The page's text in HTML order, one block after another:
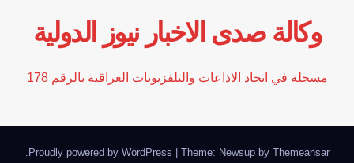
وكالة صدى الاخبار نيوز الدولية
مسجلة في اتحاد الاذاعات والتلفزيونات العراقية بالرقم 178
Proudly powered by WordPress | Theme: Newsup by Themeansar